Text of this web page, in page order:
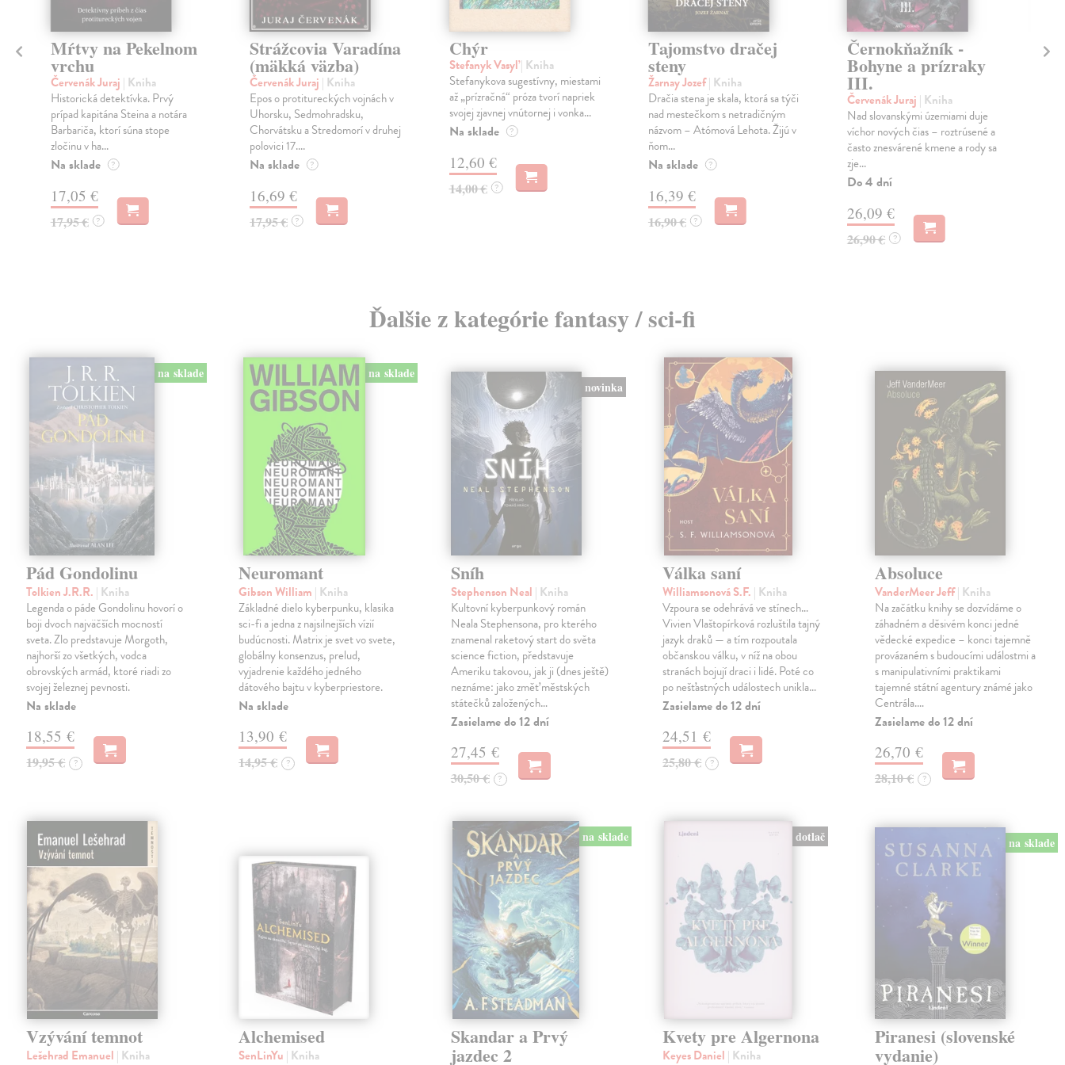
Mŕtvy na Pekelnom
vrchu
Červenák Juraj | Kniha
Historická detektívka. Prvý
prípad kapitána Steina a notára
Barbariča, ktorí súna stope
zločinu v ha...
Na sklade ?
17,05 €
17,95 € ?
Strážcovia Varadína
(mäkká väzba)
Červenák Juraj | Kniha
Epos o protitureckých vojnách v
Uhorsku, Sedmohradsku,
Chorvátsku a Stredomorí v druhej
polovici 17....
Na sklade ?
16,69 €
17,95 € ?
Chýr
Stefanyk Vasyľ| Kniha
Stefanykova sugestívny, miestami
až „prízračná“ próza tvorí napriek
svojej zjavnej vnútornej i vonka...
Na sklade ?
12,60 €
14,00 € ?
Tajomstvo dračej
steny
Žarnay Jozef| Kniha
Dračia stena je skala, ktorá sa týči
nad mestečkom s netradičným
názvom – Atómová Lehota. Žijú v
ňom...
Na sklade ?
16,39 €
16,90 € ?
Černokňažník -
Bohyne a prízraky
III.
Červenák Juraj | Kniha
Nad slovanskými územiami duje
víchor nových čias – roztrúsené a
často znesvárené kmene a rody sa
zje...
Do 4 dní
26,09 €
26,90 € ?
Ďalšie z kategórie fantasy / sci-fi
na sklade
Pád Gondolinu
Tolkien J.R.R. | Kniha
Legenda o páde Gondolinu hovorí o
boji dvoch najväčších mocností
sveta. Zlo predstavuje Morgoth,
najhorší zo všetkých, vodca
obrovských armád, ktoré riadi zo
svojej železnej pevnosti.
Na sklade
18,55 €
19,95 € ?
na sklade
Neuromant
Gibson William | Kniha
Základné dielo kyberpunku, klasika
sci-fi a jedna z najsilnejších vízií
budúcnosti. Matrix je svet vo svete,
globálny konsenzus, prelud,
vyjadrenie každého jedného
dátového bajtu v kyberpriestore.
Na sklade
13,90 €
14,95 € ?
novinka
Sníh
Stephenson Neal | Kniha
Kultovní kyberpunkový román
Neala Stephensona, pro kterého
znamenal raketový start do světa
science fiction, představuje
Ameriku takovou, jak ji (dnes ještě)
neznáme: jako změť městských
státečků založených…
Zasielame do 12 dní
27,45 €
30,50 € ?
Válka saní
Williamsonová S.F. | Kniha
Vzpoura se odehrává ve stínech…
Vivien Vlaštopírková rozluštila tajný
jazyk draků — a tím rozpoutala
občanskou válku, v níž na obou
stranách bojují draci i lidé. Poté co
po nešťastných událostech unikla…
Zasielame do 12 dní
24,51 €
25,80 € ?
Absoluce
VanderMeer Jeff| Kniha
Na začátku knihy se dozvídáme o
záhadném a děsivém konci jedné
vědecké expedice – konci tajemně
provázaném s budoucími událostmi a
s manipulativními praktikami
tajemné státní agentury známé jako
Centrála.…
Zasielame do 12 dní
26,70 €
28,10 € ?
Vzývání temnot
Lešehrad Emanuel | Kniha
Alchemised
SenLinYu | Kniha
na sklade
Skandar a Prvý
jazdec 2
dotlač
Kvety pre Algernona
Keyes Daniel | Kniha
na sklade
Piranesi (slovenské
vydanie)